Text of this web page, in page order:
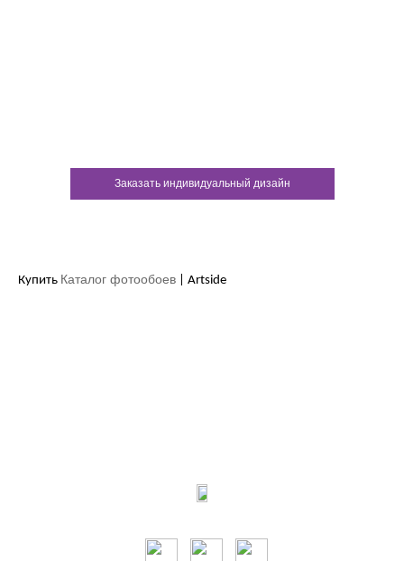
Заказать индивидуальный дизайн
Купить Каталог фотообоев | Artside